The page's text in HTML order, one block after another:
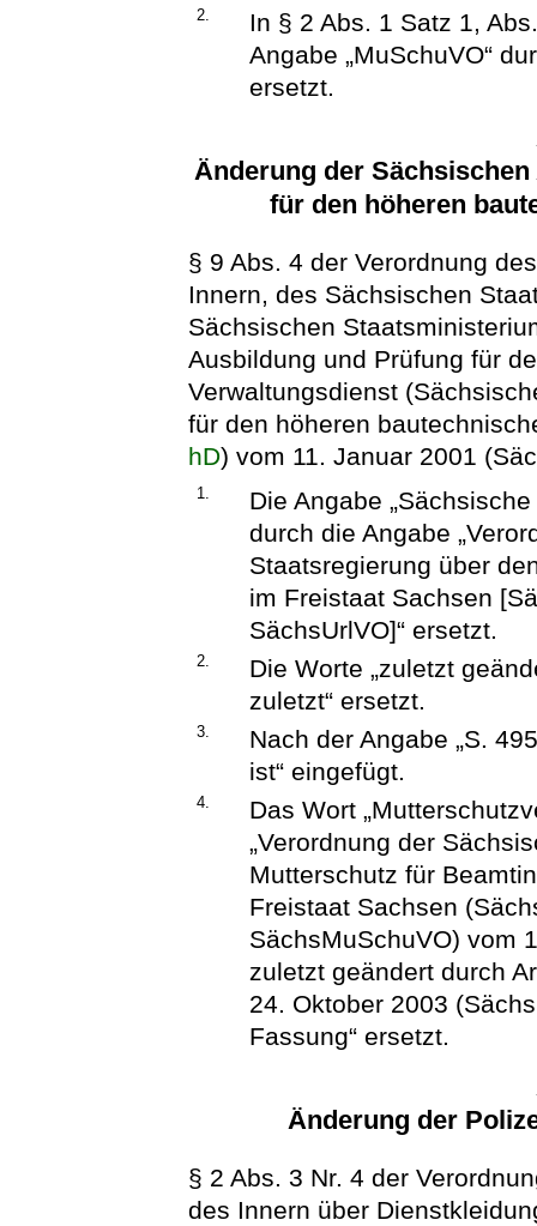
2.
In § 2 Abs. 1 Satz 1,
Angabe „MuSchuVO“
ersetzt.
Änderung der
für den höheren
§ 9 Abs. 4 der Verordnung
Innern, des Sächsischen
Sächsischen
Ausbildung und Prüfung für
Verwaltungsdienst
für den höheren
hD) vom 11. Januar 2001
1.
Die Angabe
durch die Angabe
Staatsregierung über
im Freistaat Sachsen
SächsUrlVO]“ ersetzt.
2.
Die Worte „zuletzt
zuletzt“ ersetzt.
3.
Nach der Angabe „S.
ist“ eingefügt.
4.
Das Wort
„Verordnung der
Mutterschutz für
Freistaat Sachsen
SächsMuSchuVO) vom
zuletzt geändert durch
24. Oktober 2003
Fassung“ ersetzt.
Änderung der
§ 2 Abs. 3 Nr. 4 der
des Innern über